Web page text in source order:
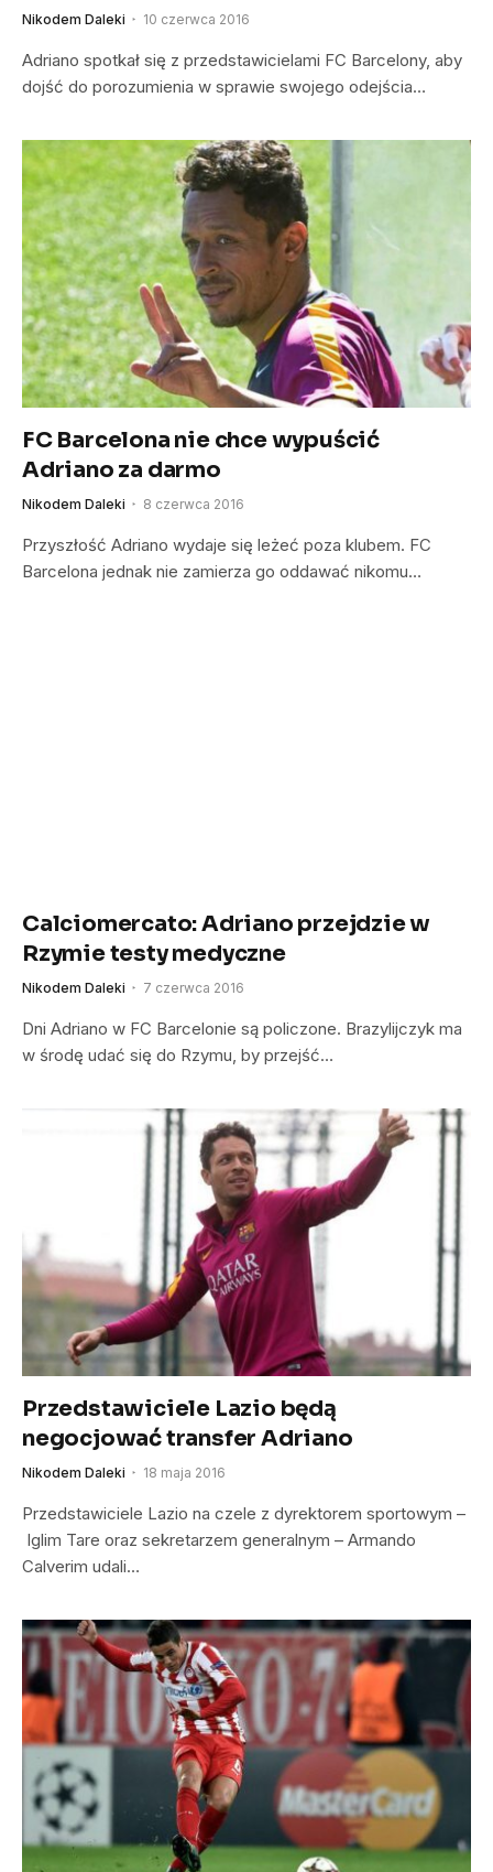
Nikodem Daleki 10 czerwca 2016
Adriano spotkał się z przedstawicielami FC Barcelony, aby
dojść do porozumienia w sprawie swojego odejścia…
FC Barcelona nie chce wypuścić
Adriano za darmo
Nikodem Daleki 8 czerwca 2016
Przyszłość Adriano wydaje się leżeć poza klubem. FC
Barcelona jednak nie zamierza go oddawać nikomu…
Calciomercato: Adriano przejdzie w
Rzymie testy medyczne
Nikodem Daleki 7 czerwca 2016
Dni Adriano w FC Barcelonie są policzone. Brazylijczyk ma
w środę udać się do Rzymu, by przejść…
Przedstawiciele Lazio będą
negocjować transfer Adriano
Nikodem Daleki 18 maja 2016
Przedstawiciele Lazio na czele z dyrektorem sportowym –
Iglim Tare oraz sekretarzem generalnym – Armando
Calverim udali…